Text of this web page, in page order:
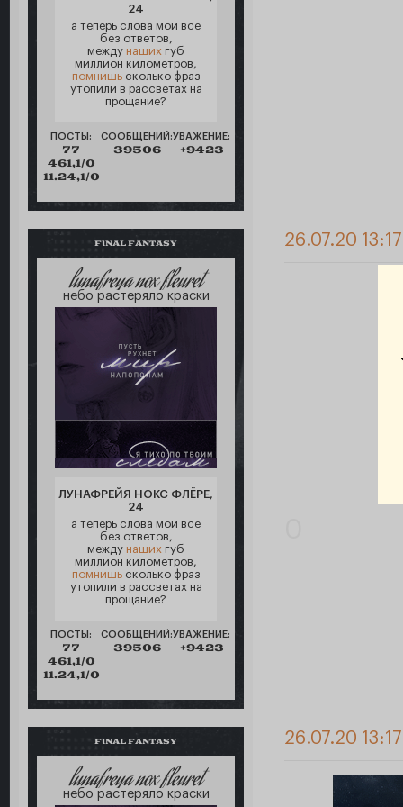
24
а теперь слова мои все
без ответов,
между наших губ
миллион километров,
помнишьсколько фраз
утопили в рассветах на
прощание?
ПОСТЫ:
77
461,1/0
11.24,1/0
СООБЩЕНИЙ:
39506
УВАЖЕНИЕ:
+9423
FINAL FANTASY
lunafreya nox fleuret
небо растеряло краски
ЛУНАФРЕЙЯ НОКС ФЛЁРЕ,
24
а теперь слова мои все
без ответов,
между наших губ
миллион километров,
помнишьсколько фраз
утопили в рассветах на
прощание?
ПОСТЫ:
77
461,1/0
11.24,1/0
СООБЩЕНИЙ:
39506
УВАЖЕНИЕ:
+9423
26.07.20
FINAL FANTASY
lunafreya nox fleuret
небо растеряло краски
26.07.20